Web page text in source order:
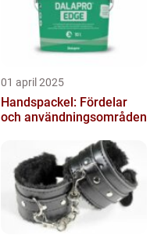
01 april 2025
Handspackel: Fördelar
och användningsområden